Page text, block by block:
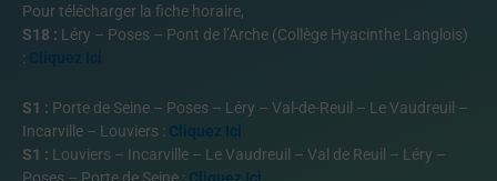
Pour télécharger la fiche horaire,
S18 : Léry – Poses – Pont de l’Arche (Collège Hyacinthe Langlois)
: Cliquez Ici
S1 : Porte de Seine – Poses – Léry – Val-de-Reuil – Le Vaudreuil –
Incarville – Louviers : Cliquez Ici
S1 : Louviers – Incarville – Le Vaudreuil – Val de Reuil – Léry –